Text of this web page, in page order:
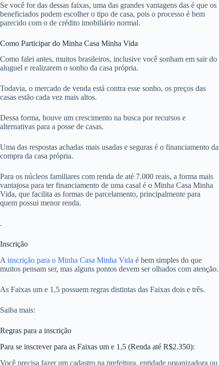
Se você for das dessas faixas, uma das grandes vantagens das é que os
beneficiados podem escolher o tipo de casa, pois o processo é bem
parecido com o de crédito imobiliário normal.
Como Participar do Minha Casa Minha Vida
Como falei antes, muitos brasileiros, inclusive você sonham em sair do
aluguel e realizarem o sonho da casa própria.
Todavia, o mercado de venda está contra esse sonho, os preços das
casas estão cada vez mais altos.
Dessa forma, houve um crescimento na busca por recursos e
alternativas para a posse de casas.
Uma das respostas achadas mais usadas e seguras é o financiamento da
compra da casa própria.
Para os núcleos familiares com renda de até 7.000 reais, a forma mais
vantajosa para ter financiamento de uma casal é o Minha Casa Minha
Vida, que facilita as formas de parcelamento, principalmente para
quem possui menor renda.
.
Inscrição
A inscrição para o Minha Casa Minha Vida é bem simples do que
muitos pensam ser, mas alguns pontos devem ser olhados com atenção.
As Faixas um e 1,5 possuem regras distintas das Faixas dois e três.
Saiba mais:
Regras para a inscrição
Para se inscrever para as Faixas um e 1,5 (Renda até R$2.350):
Você precisa fazer um cadastro na prefeitura, entidade organizadora ou